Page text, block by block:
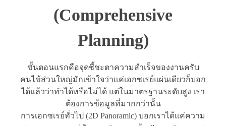
(Comprehensive
Planning)
ขั้นตอนแรกคือจุดชี้ชะตาความสำเร็จของงานครับ
คนไข้ส่วนใหญ่มักเข้าใจว่าแค่เอกซเรย์แผ่นเดียวก็บอก
ได้แล้วว่าทำได้หรือไม่ได้ แต่ในมาตรฐานระดับสูง เรา
ต้องการข้อมูลที่มากกว่านั้น
การเอกซเรย์ทั่วไป (2D Panoramic) บอกเราได้แค่ความ